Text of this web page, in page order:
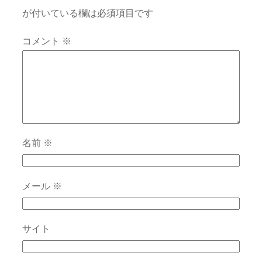
が付いている欄は必須項目です
コメント ※
名前 ※
メール ※
サイト